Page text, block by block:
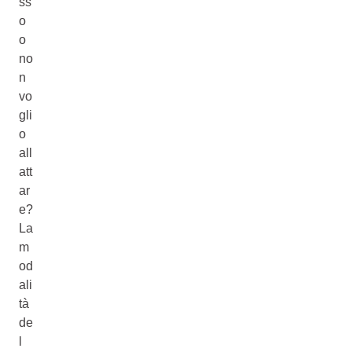
o
o
no
n
vo
gli
o
all
att
ar
e?
La
m
od
ali
tà
de